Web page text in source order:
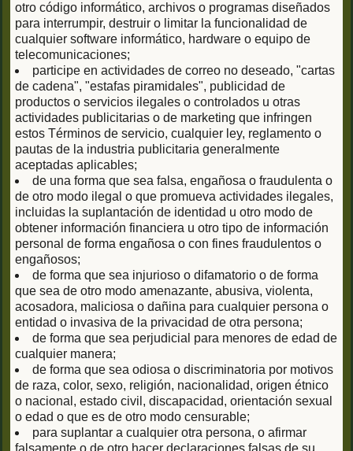
otro código informático, archivos o programas diseñados
para interrumpir, destruir o limitar la funcionalidad de
cualquier software informático, hardware o equipo de
telecomunicaciones;
participe en actividades de correo no deseado, "cartas
de cadena", "estafas piramidales", publicidad de
productos o servicios ilegales o controlados u otras
actividades publicitarias o de marketing que infringen
estos Términos de servicio, cualquier ley, reglamento o
pautas de la industria publicitaria generalmente
aceptadas aplicables;
de una forma que sea falsa, engañosa o fraudulenta o
de otro modo ilegal o que promueva actividades ilegales,
incluidas la suplantación de identidad u otro modo de
obtener información financiera u otro tipo de información
personal de forma engañosa o con fines fraudulentos o
engañosos;
de forma que sea injurioso o difamatorio o de forma
que sea de otro modo amenazante, abusiva, violenta,
acosadora, maliciosa o dañina para cualquier persona o
entidad o invasiva de la privacidad de otra persona;
de forma que sea perjudicial para menores de edad de
cualquier manera;
de forma que sea odiosa o discriminatoria por motivos
de raza, color, sexo, religión, nacionalidad, origen étnico
o nacional, estado civil, discapacidad, orientación sexual
o edad o que es de otro modo censurable;
para suplantar a cualquier otra persona, o afirmar
falsamente o de otro hacer declaraciones falsas de su